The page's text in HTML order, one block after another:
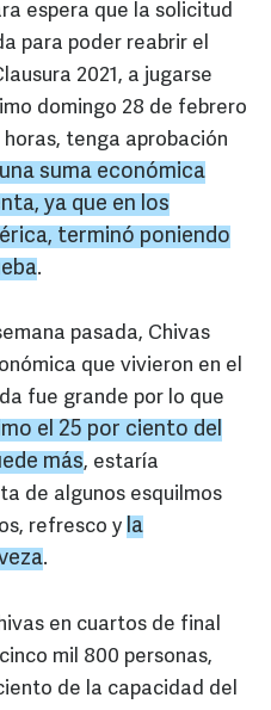
espera que la solicitud
para poder reabrir el
2021, a jugarse
domingo 28 de febrero
tenga aprobación
suma económica
ya que en los
terminó poniendo
.
pasada, Chivas
que vivieron en el
fue grande por lo que
el 25 por ciento del
más, estaría
de algunos esquilmos
refresco y la
.
en cuartos de final
mil 800 personas,
de la capacidad del